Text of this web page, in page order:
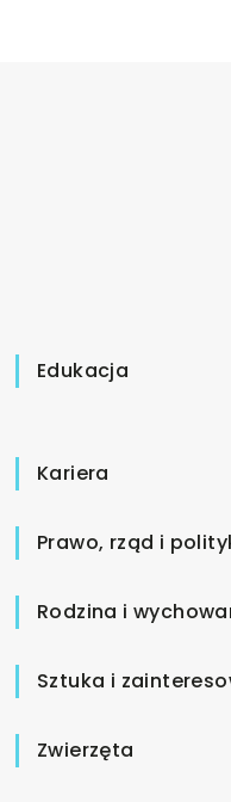
Edukacja
Kariera
Prawo, rząd i
Rodzina i
Sztuka i
Zwierzęta